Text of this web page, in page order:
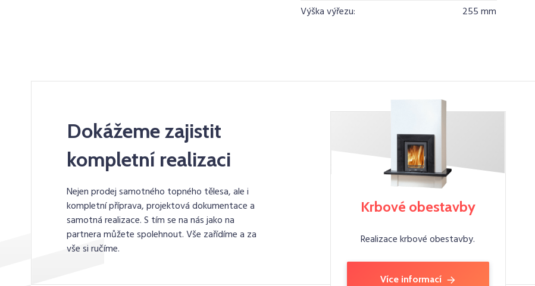
Výška výřezu:
255 mm
Dokážeme zajistit
kompletní realizaci
Nejen prodej samotného topného tělesa, ale i
kompletní příprava, projektová dokumentace a
samotná realizace. S tím se na nás jako na
partnera můžete spolehnout. Vše zařídíme a za
vše si ručíme.
Krbové obestavby
Realizace krbové obestavby.
Více informací